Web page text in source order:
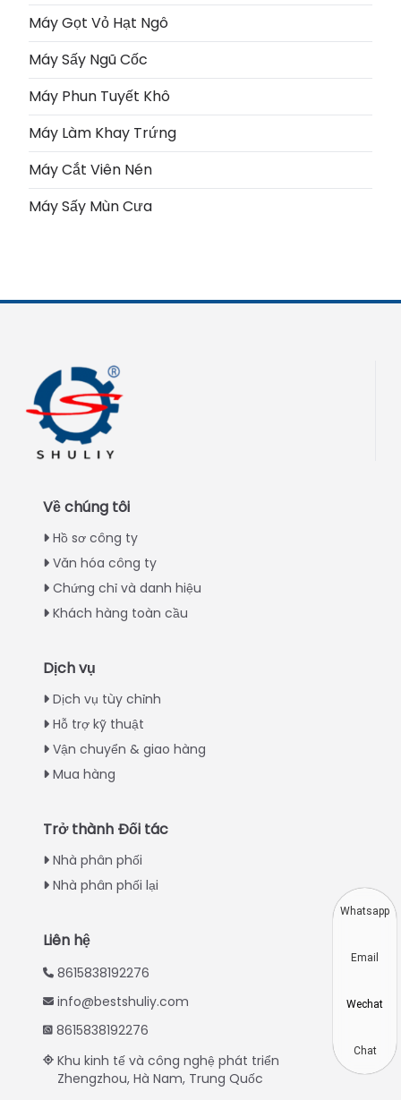
Máy Gọt Vỏ Hạt Ngô
Máy Sấy Ngũ Cốc
Máy Phun Tuyết Khô
Máy Làm Khay Trứng
Máy Cắt Viên Nén
Máy Sấy Mùn Cưa
Về chúng tôi
Hồ sơ công ty
Văn hóa công ty
Chứng chỉ và danh hiệu
Khách hàng toàn cầu
Dịch vụ
Dịch vụ tùy chỉnh
Hỗ trợ kỹ thuật
Vận chuyển & giao hàng
Mua hàng
Trở thành Đối tác
Nhà phân phối
Nhà phân phối lại
Liên hệ
8615838192276
info@bestshuliy.com
8615838192276
Khu kinh tế và công nghệ phát triển
Zhengzhou, Hà Nam, Trung Quốc
Whatsapp
Email
Wechat
Chat